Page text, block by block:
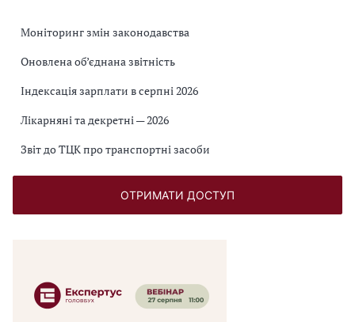
Моніторинг змін законодавства
Оновлена об’єднана звітність
Індексація зарплати в серпні 2026
Лікарняні та декретні — 2026
Звіт до ТЦК про транспортні засоби
ОТРИМАТИ ДОСТУП